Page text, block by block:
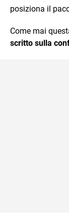
posiziona il
Come mai
scritto sulla